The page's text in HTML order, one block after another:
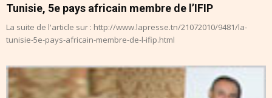
Tunisie, 5e pays africain membre de l’IFIP
La suite de l'article sur : http://www.lapresse.tn/21072010/9481/la-
tunisie-5e-pays-africain-membre-de-l-ifip.html